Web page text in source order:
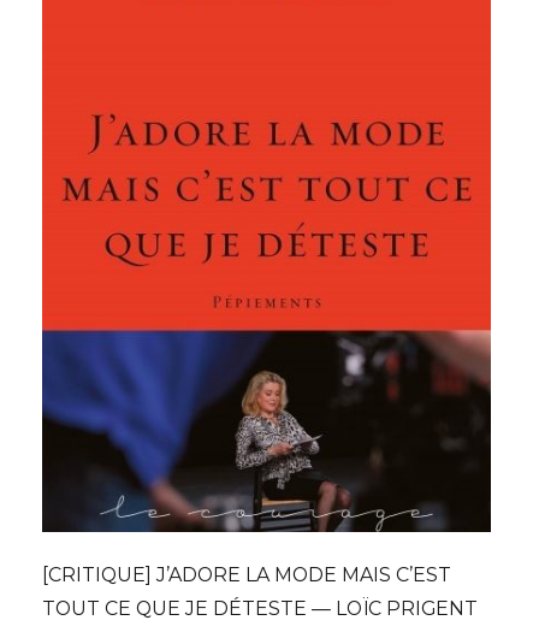
[CRITIQUE] J’ADORE LA MODE MAIS C’EST
TOUT CE QUE JE DÉTESTE — LOÏC PRIGENT